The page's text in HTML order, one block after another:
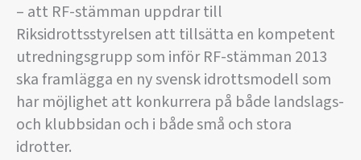
– att RF-stämman uppdrar till
Riksidrottsstyrelsen att tillsätta en kompetent
utredningsgrupp som inför RF-stämman 2013
ska framlägga en ny svensk idrottsmodell som
har möjlighet att konkurrera på både landslags-
och klubbsidan och i både små och stora
idrotter.